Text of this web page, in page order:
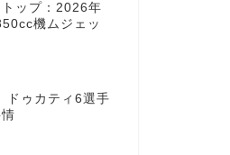
ップ：2026年
機ムジェッ
ドゥカティ6選手